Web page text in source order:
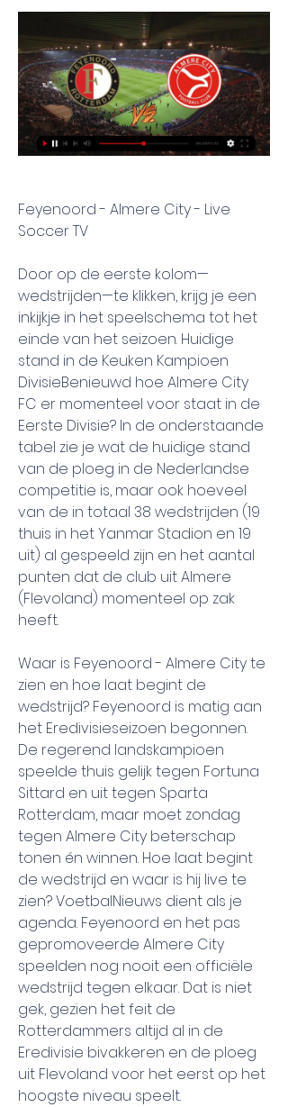
Feyenoord - Almere City - Live
Soccer TV
Door op de eerste kolom—
wedstrijden—te klikken, krijg je een
inkijkje in het speelschema tot het
einde van het seizoen. Huidige
stand in de Keuken Kampioen
DivisieBenieuwd hoe Almere City
FC er momenteel voor staat in de
Eerste Divisie? In de onderstaande
tabel zie je wat de huidige stand
van de ploeg in de Nederlandse
competitie is, maar ook hoeveel
van de in totaal 38 wedstrijden (19
thuis in het Yanmar Stadion en 19
uit) al gespeeld zijn en het aantal
punten dat de club uit Almere
(Flevoland) momenteel op zak
heeft.
Waar is Feyenoord - Almere City te
zien en hoe laat begint de
wedstrijd? Feyenoord is matig aan
het Eredivisieseizoen begonnen.
De regerend landskampioen
speelde thuis gelijk tegen Fortuna
Sittard en uit tegen Sparta
Rotterdam, maar moet zondag
tegen Almere City beterschap
tonen én winnen. Hoe laat begint
de wedstrijd en waar is hij live te
zien? VoetbalNieuws dient als je
agenda. Feyenoord en het pas
gepromoveerde Almere City
speelden nog nooit een officiële
wedstrijd tegen elkaar. Dat is niet
gek, gezien het feit de
Rotterdammers altijd al in de
Eredivisie bivakkeren en de ploeg
uit Flevoland voor het eerst op het
hoogste niveau speelt.